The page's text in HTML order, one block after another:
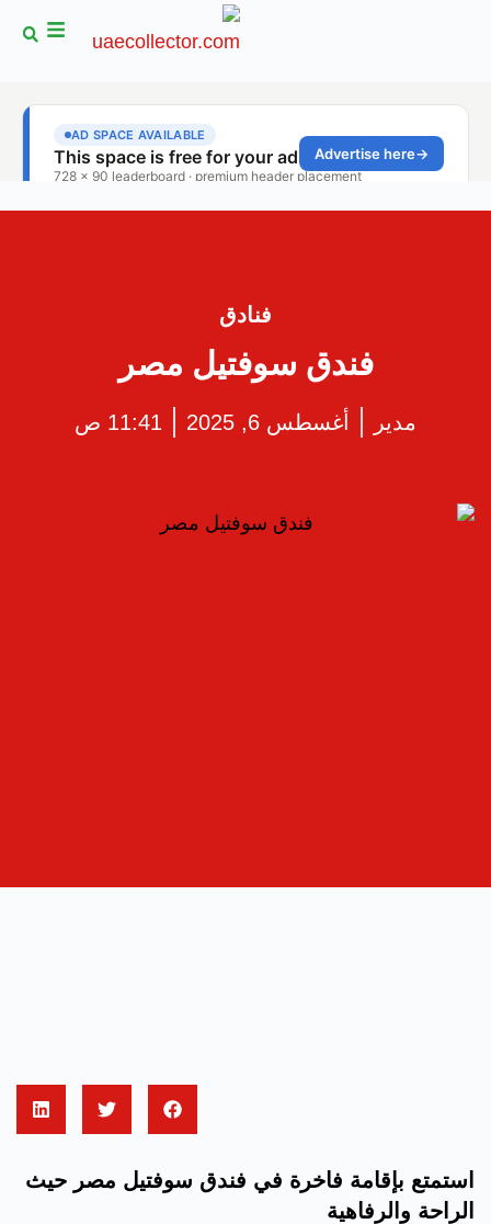
فنادق
فندق سوفتيل مصر
مدير أغسطس 6, 2025 11:41 ص
استمتع بإقامة فاخرة في فندق سوفتيل مصر حيث
الراحة والرفاهية